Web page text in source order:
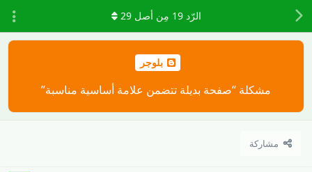
بلوجر
مشكلة “صفحة بديلة تتضمن علامة أساسية مناسبة”
مشاركة
الرّد19 مِن أصل29